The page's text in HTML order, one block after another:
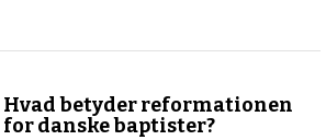
Hvad betyder reformationen
for danske baptister?